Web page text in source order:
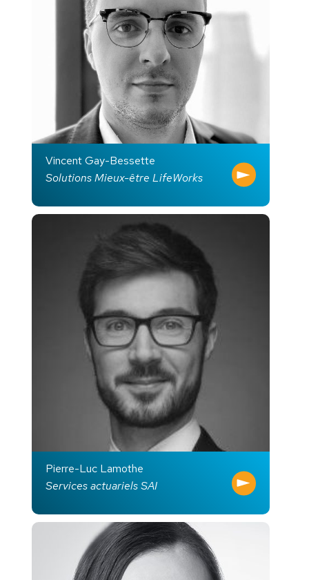
Vincent Gay-Bessette
Solutions Mieux-être LifeWorks
Pierre-Luc Lamothe
Services actuariels SAI